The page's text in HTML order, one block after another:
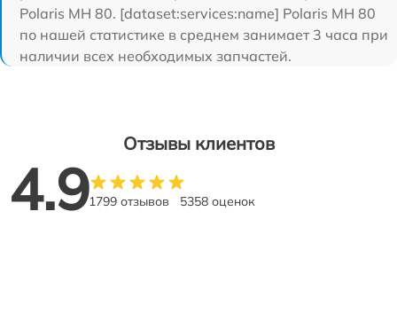
Polaris MH 80. [dataset:services:name] Polaris MH 80
по нашей статистике в среднем занимает 3 часа при
наличии всех необходимых запчастей.
Отзывы клиентов
4.91799 отзывов 5358 оценок